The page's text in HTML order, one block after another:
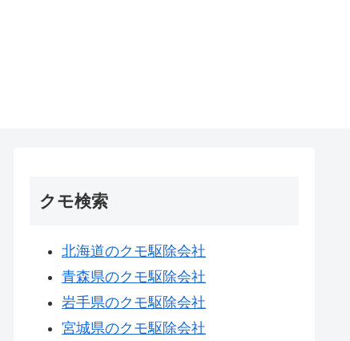
クモ検索
北海道のクモ駆除会社
青森県のクモ駆除会社
岩手県のクモ駆除会社
宮城県のクモ駆除会社